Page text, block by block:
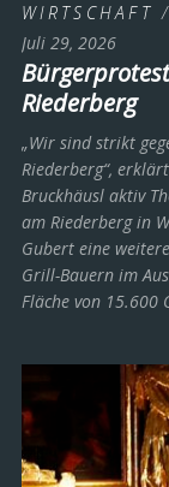
WIRTSCHAFT /
Juli 29, 2026
Riederberg
„Wir sind strikt
Riederberg“,
Bruckhäusl aktiv
am Riederberg in
Gubert eine
Grill-Bauern im
Fläche von